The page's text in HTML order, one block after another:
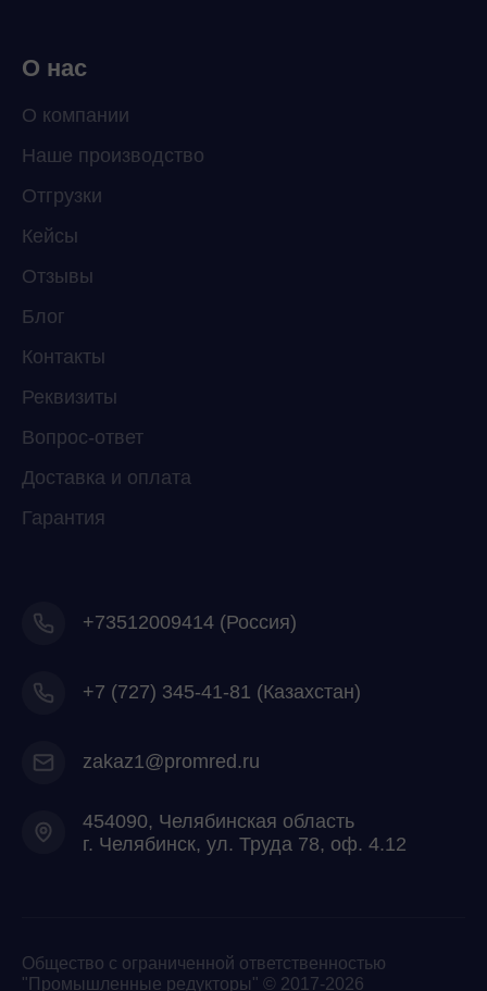
О нас
О компании
Наше производство
Отгрузки
Кейсы
Отзывы
Блог
Контакты
Реквизиты
Вопрос-ответ
Доставка и оплата
Гарантия
+73512009414 (Россия)
+7 (727) 345-41-81 (Казахстан)
zakaz1@promred.ru
454090, Челябинская область
г. Челябинск, ул. Труда 78, оф. 4.12
Общество с ограниченной ответственностью
"Промышленные редукторы" © 2017-2026
Мессенджеры
Свяжитесь с нами через любой удобный
Telegram